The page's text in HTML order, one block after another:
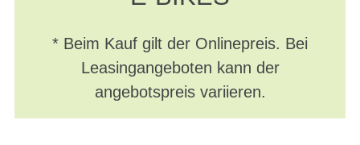
* Beim Kauf gilt der Onlinepreis. Bei
Leasingangeboten kann der
angebotspreis variieren.